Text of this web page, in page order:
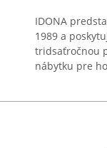
IDONA
1989 a
tridsaťročnou
nábytku pre